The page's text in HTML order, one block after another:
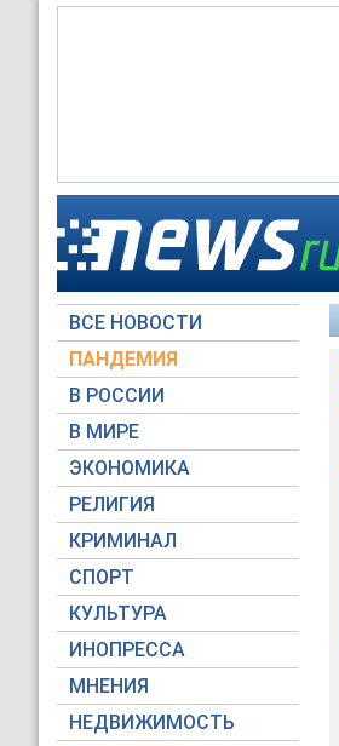
ВСЕ НОВОСТИ
ПАНДЕМИЯ
В РОССИИ
В МИРЕ
ЭКОНОМИКА
РЕЛИГИЯ
КРИМИНАЛ
СПОРТ
КУЛЬТУРА
ИНОПРЕССА
МНЕНИЯ
НЕДВИЖИМОСТЬ